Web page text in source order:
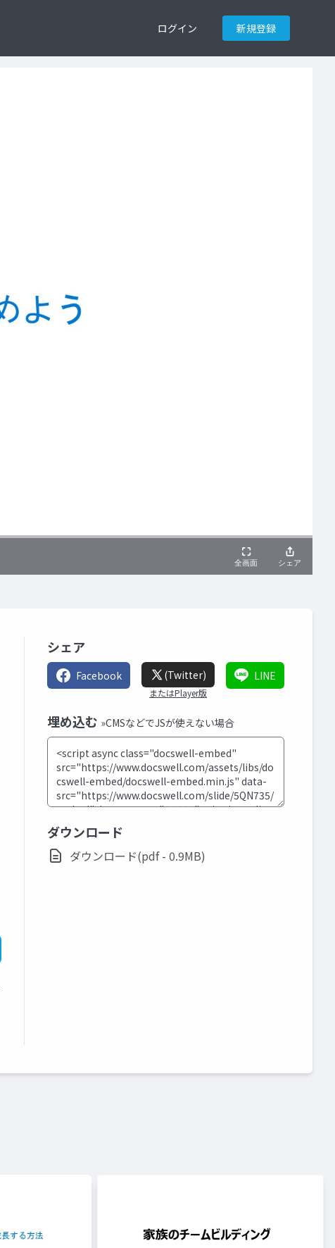
ログイン 新規登録
シェア
Facebook (Twitter)
またはPlayer版
LINE
埋め込む »CMSなどでJSが使えない場合
ダウンロード
ダウンロード(pdf - 0.9MB)